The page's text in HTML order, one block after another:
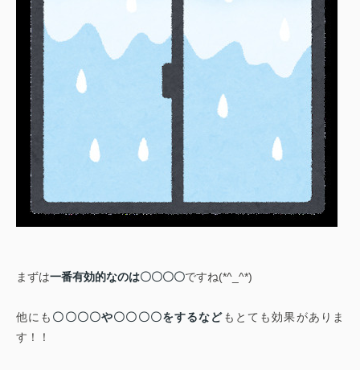
まずは一番有効的なのは〇〇〇〇ですね(*^_^*)
他にも 〇〇〇〇や〇〇〇〇をするなどもとても効果がありま
す！！